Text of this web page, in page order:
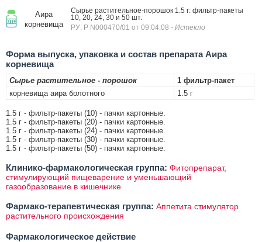
Аира
корневища
Сырье растительное-порошок 1.5 г: фильтр-пакеты
10, 20, 24, 30 и 50 шт.
РУ: Р N000470/01 от 09.04.08 - Истекло
Форма выпуска, упаковка и состав препарата Аира
корневища
Сырье растительное - порошок
1 фильтр-пакет
корневища аира болотного
1.5 г
1.5 г - фильтр-пакеты (10) - пачки картонные.
1.5 г - фильтр-пакеты (20) - пачки картонные.
1.5 г - фильтр-пакеты (24) - пачки картонные.
1.5 г - фильтр-пакеты (30) - пачки картонные.
1.5 г - фильтр-пакеты (50) - пачки картонные.
Клинико-фармакологическая группа: Фитопрепарат,
стимулирующий пищеварение и уменьшающий
газообразование в кишечнике
Фармако-терапевтическая группа: Аппетита стимулятор
растительного происхождения
Фармакологическое действие